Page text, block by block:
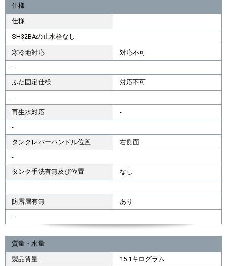
仕様
仕様
SH32BAの止水栓なし
寒冷地対応
対応不可
-
ふた固定仕様
対応不可
-
再生水対応
-
-
タンクレバーハンドル位置
右側面
-
タンク手洗有無及び位置
なし
防露層有無
あり
-
質量・水量
製品質量
15.1キログラム